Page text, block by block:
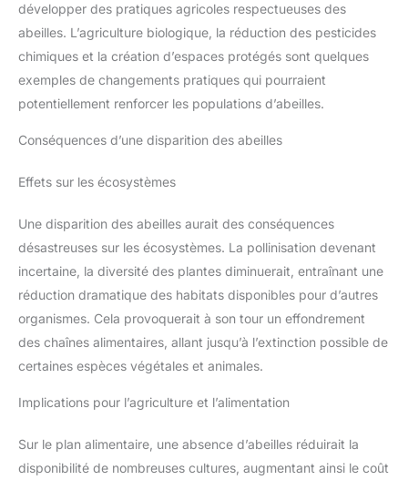
développer des pratiques agricoles respectueuses des
abeilles. L’agriculture biologique, la réduction des pesticides
chimiques et la création d’espaces protégés sont quelques
exemples de changements pratiques qui pourraient
potentiellement renforcer les populations d’abeilles.
Conséquences d’une disparition des abeilles
Effets sur les écosystèmes
Une disparition des abeilles aurait des conséquences
désastreuses sur les écosystèmes. La pollinisation devenant
incertaine, la diversité des plantes diminuerait, entraînant une
réduction dramatique des habitats disponibles pour d’autres
organismes. Cela provoquerait à son tour un effondrement
des chaînes alimentaires, allant jusqu’à l’extinction possible de
certaines espèces végétales et animales.
Implications pour l’agriculture et l’alimentation
Sur le plan alimentaire, une absence d’abeilles réduirait la
disponibilité de nombreuses cultures, augmentant ainsi le coût